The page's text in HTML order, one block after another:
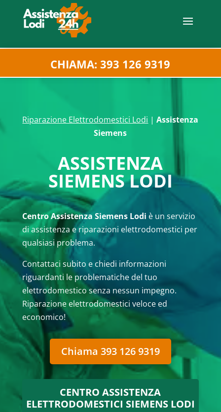
CHIAMA: 393 126 9319
Riparazione Elettrodomestici Lodi |Assistenza
Siemens
ASSISTENZA
SIEMENS LODI
Centro Assistenza Siemens Lodi è un servizio
di assistenza e riparazioni elettrodomestici per
qualsiasi problema.
Contattaci subito e chiedi informazioni
riguardanti le problematiche del tuo
elettrodomestico senza nessun impegno.
Riparazione elettrodomestici veloce ed
economico!
Chiama 393 126 9319
CENTRO ASSISTENZA
ELETTRODOMESTICI SIEMENS LODI